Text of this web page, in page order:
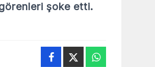
şoke etti.